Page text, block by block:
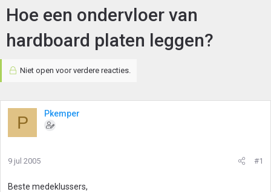
Hoe een ondervloer van
hardboard platen leggen?
Niet open voor verdere reacties.
P Pkemper
9 jul 2005 #1
Beste medeklussers,